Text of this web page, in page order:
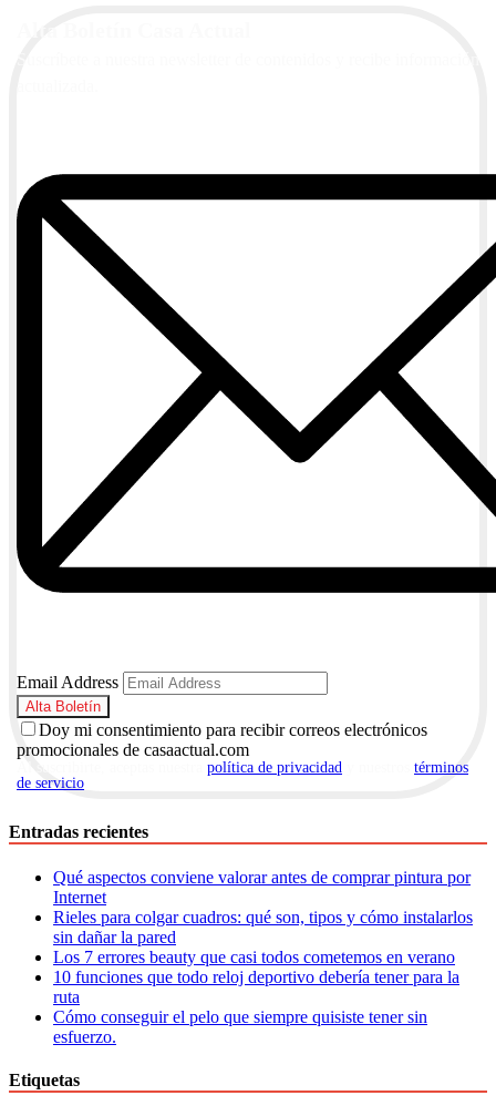
Email Address
Doy mi consentimiento para recibir correos electrónicos
promocionales de casaactual.com
política de privacidad
términos
de servicio
Entradas recientes
Qué aspectos conviene valorar antes de comprar pintura por
Internet
Rieles para colgar cuadros: qué son, tipos y cómo instalarlos
sin dañar la pared
Los 7 errores beauty que casi todos cometemos en verano
10 funciones que todo reloj deportivo debería tener para la
ruta
Cómo conseguir el pelo que siempre quisiste tener sin
esfuerzo.
Etiquetas